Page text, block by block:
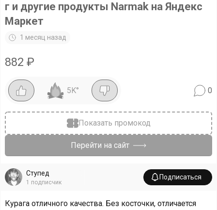
г и другие продукты Narmak на Яндекс
Маркет
1 месяц назад
882 ₽
5K° 0
Показать промокод
Перейти на сайт
Ступед
1 подписчик
Подписаться
Курага отличного качества. Без косточки, отличается